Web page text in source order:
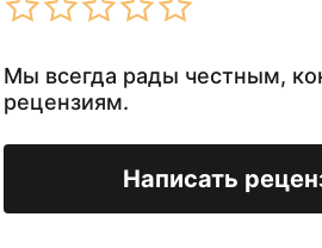
Мы всегда рады честным,
рецензиям.
Написать